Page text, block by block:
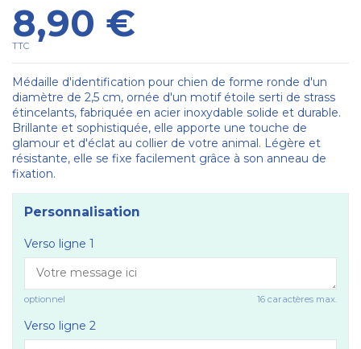
8,90 €
TTC
Médaille d'identification pour chien de forme ronde d'un
diamètre de 2,5 cm, ornée d'un motif étoile serti de strass
étincelants, fabriquée en acier inoxydable solide et durable.
Brillante et sophistiquée, elle apporte une touche de
glamour et d'éclat au collier de votre animal. Légère et
résistante, elle se fixe facilement grâce à son anneau de
fixation.
Personnalisation
Verso ligne 1
optionnel 16 caractères max.
Verso ligne 2